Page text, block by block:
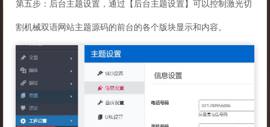
第五步：后台主题设置，通过【后台主题设置】可以控制激光切
割机械双语网站主题源码的前台的各个版块显示和内容。